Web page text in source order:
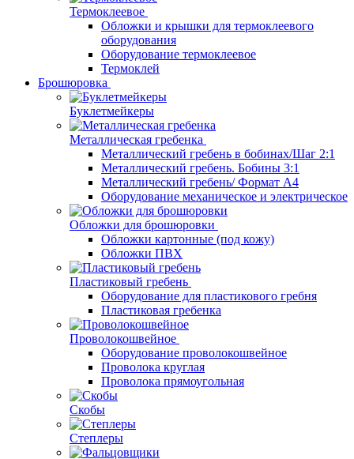
Термоклеевое
Обложки и крышки для термоклеевого
оборудования
Оборудование термоклеевое
Термоклей
Брошюровка
Буклетмейкеры
Металлическая гребенка
Металлический гребень в бобинах/Шаг 2:1
Металлический гребень. Бобины 3:1
Металлический гребень/ Формат А4
Оборудование механическое и электрическое
Обложки для брошюровки
Обложки картонные (под кожу)
Обложки ПВХ
Пластиковый гребень
Оборудование для пластикового гребня
Пластиковая гребенка
Проволокошвейное
Оборудование проволокошвейное
Проволока круглая
Проволока прямоугольная
Скобы
Степлеры